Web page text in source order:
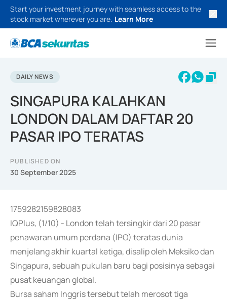
Start your investment journey with seamless access to the
stock market wherever you are. Learn More
DAILY NEWS
SINGAPURA KALAHKAN
LONDON DALAM DAFTAR 20
PASAR IPO TERATAS
PUBLISHED ON
30 September 2025
1759282159828083
IQPlus, (1/10) - London telah tersingkir dari 20 pasar
penawaran umum perdana (IPO) teratas dunia
menjelang akhir kuartal ketiga, disalip oleh Meksiko dan
Singapura, sebuah pukulan baru bagi posisinya sebagai
pusat keuangan global.
Bursa saham Inggris tersebut telah merosot tiga